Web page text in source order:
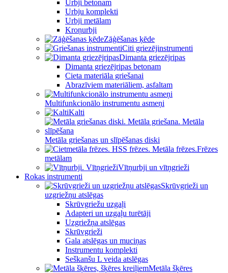
Urbji betonam
Urbju komplekti
Urbji metālam
Kroņurbji
Zāģēšanas ķēde
Citi griezējinstrumenti
Dimanta griezējripas
Dimanta griezējripas betonam
Cieta materiāla griešanai
Abrazīviem materiāliem, asfaltam
Multifunkcionālo instrumentu asmeņi
Kalti
Metāla griešanas un slīpēšanas diski
Frēzes
metālam
Vītņurbji un vītņgrieži
Rokas instrumenti
Skrūvgrieži un
uzgriežņu atslēgas
Skrūvgriežu uzgaļi
Adapteri un uzgaļu turētāji
Uzgriežņa atslēgas
Skrūvgrieži
Gala atslēgas un muciņas
Instrumentu komplekti
Seškanšu L veida atslēgas
Metāla šķēres